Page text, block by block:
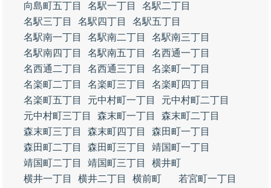
向島町五丁目
名駅一丁目
名駅二丁目
名駅三丁目
名駅四丁目
名駅五丁目
名駅南一丁目
名駅南二丁目
名駅南三丁目
名駅南四丁目
名駅南五丁目
名西通一丁目
名西通二丁目
名西通三丁目
名楽町一丁目
名楽町二丁目
名楽町三丁目
名楽町四丁目
名楽町五丁目
元中村町一丁目
元中村町二丁目
元中村町三丁目
森末町一丁目
森末町二丁目
森末町三丁目
森末町四丁目
森田町一丁目
森田町二丁目
森田町三丁目
靖国町一丁目
靖国町二丁目
靖国町三丁目
横井町
横井一丁目
横井二丁目 横前町
若宮町一丁目